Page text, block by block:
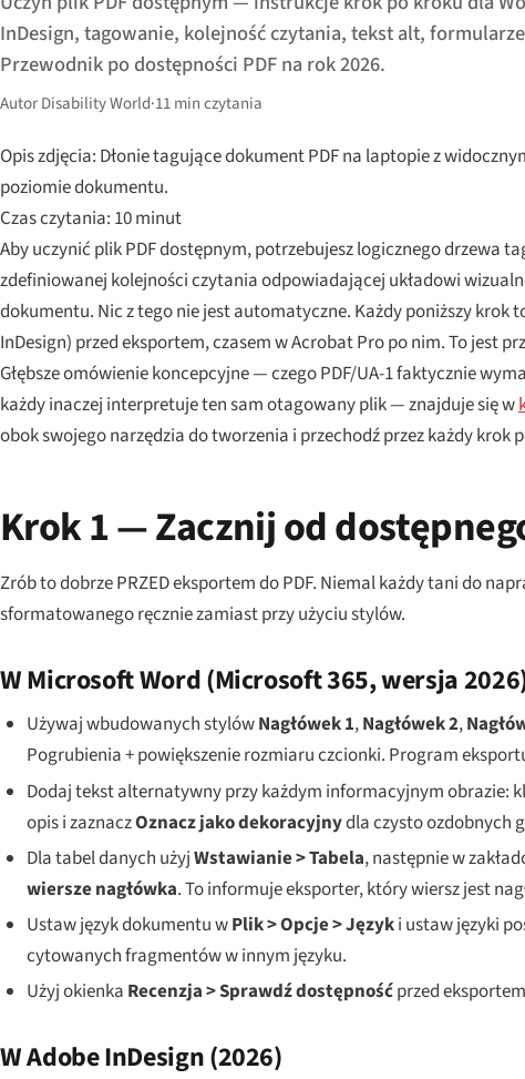
InDesign, tagowanie, kolejność czytania, tekst alt,
Przewodnik po dostępności PDF na rok 2026.
Autor Disability World·11 min czytania
Opis zdjęcia: Dłonie tagujące dokument PDF na laptopie z
poziomie dokumentu.
Czas czytania: 10 minut
Aby uczynić plik PDF dostępnym, potrzebujesz logicznego
zdefiniowanej kolejności czytania odpowiadającej układowi
dokumentu. Nic z tego nie jest automatyczne. Każdy poniższy
InDesign) przed eksportem, czasem w Acrobat Pro po nim. To jest
Głębsze omówienie koncepcyjne — czego PDF/UA-1 faktycznie
każdy inaczej interpretuje ten sam otagowany plik — znajduje się w
obok swojego narzędzia do tworzenia i przechodź przez każdy krok
Krok 1 — Zacznij od
Zrób to dobrze PRZED eksportem do PDF. Niemal każdy tani do
sformatowanego ręcznie zamiast przy użyciu stylów.
W Microsoft Word (Microsoft 365, wersja
Używaj wbudowanych stylówNagłówek 1,Nagłówek 2,
Pogrubienia + powiększenie rozmiaru czcionki. Program
Dodaj tekst alternatywny przy każdym informacyjnym obrazie:
opis i zaznaczOznacz jako dekoracyjnydla czysto ozdobnych
Dla tabel danych użyjWstawianie > Tabela, następnie w
wiersze nagłówka. To informuje eksporter, który wiersz jest
Ustaw język dokumentu wPlik > Opcje > Języki ustaw języki
cytowanych fragmentów w innym języku.
Użyj okienka Recenzja > Sprawdź dostępnośćprzed
W Adobe InDesign (2026)